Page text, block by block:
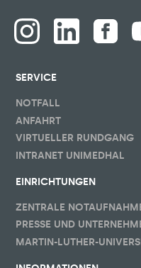
SERVICE
NOTFALL
ANFAHRT
VIRTUELLER RUNDGANG
INTRANET UNIMEDHAL
EINRICHTUNGEN
ZENTRALE
PRESSE UND
MARTIN-LUTHER-